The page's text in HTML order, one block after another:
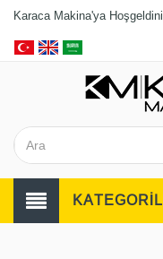
Karaca Makina'ya